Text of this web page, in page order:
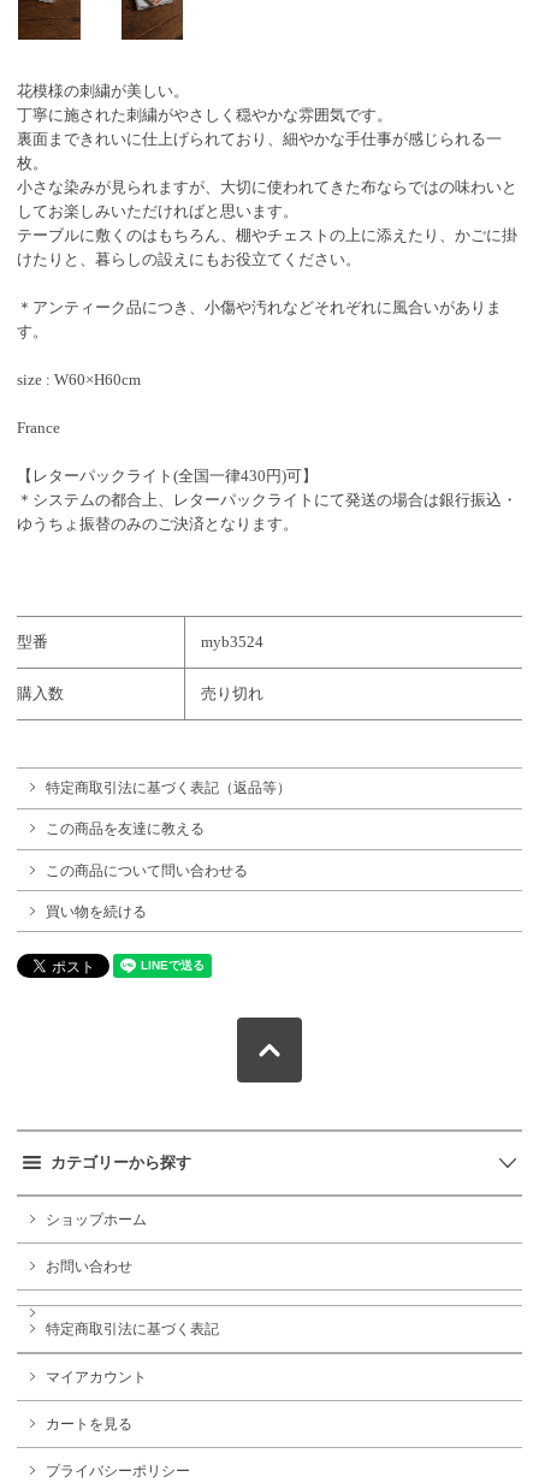
花模様の刺繍が美しい。
丁寧に施された刺繍がやさしく穏やかな雰囲気です。
裏面まできれいに仕上げられており、細やかな手仕事が感じられる一
枚。
小さな染みが見られますが、大切に使われてきた布ならではの味わいと
してお楽しみいただければと思います。
テーブルに敷くのはもちろん、棚やチェストの上に添えたり、かごに掛
けたりと、暮らしの設えにもお役立てください。
＊アンティーク品につき、小傷や汚れなどそれぞれに風合いがありま
す。
size : W60×H60cm
France
【レターパックライト(全国一律430円)可】
＊システムの都合上、レターパックライトにて発送の場合は銀行振込・
ゆうちょ振替のみのご決済となります。
型番 myb3524
購入数 売り切れ
特定商取引法に基づく表記（返品等）
この商品を友達に教える
この商品について問い合わせる
買い物を続ける
カテゴリーから探す
ショップホーム
お問い合わせ
特定商取引法に基づく表記
マイアカウント
カートを見る
プライバシーポリシー